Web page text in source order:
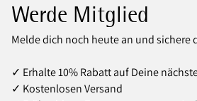
Werde Mitglied
Melde dich noch heute an und sichere
✓ Erhalte 10% Rabatt auf Deine
✓ Kostenlosen Versand